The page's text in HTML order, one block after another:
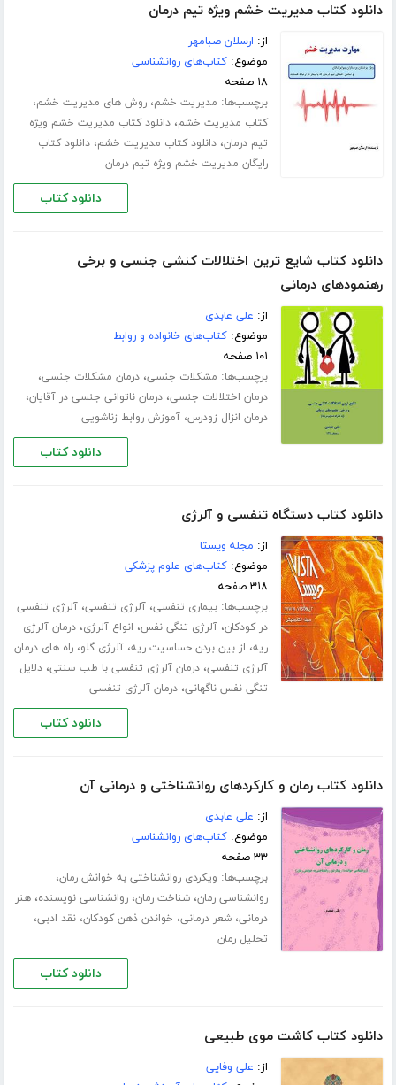
دانلود کتاب مدیریت خشم ویژه تیم درمان
از: ارسلان صبامهر
موضوع:کتاب‌های روانشناسی
۱۸ صفحه
برچسب‌ها: مدیریت خشم،روش های مدیریت خشم،
کتاب مدیریت خشم،دانلود کتاب مدیریت خشم ویژه
تیم درمان،دانلود کتاب مدیریت خشم،دانلود کتاب
رایگان مدیریت خشم ویژه تیم درمان
دانلود کتاب
دانلود کتاب شایع ترین اختلالات کنشی جنسی و برخی
رهنمودهای درمانی
از: علی عابدی
موضوع:کتاب‌های خانواده و روابط
۱۰۱ صفحه
برچسب‌ها: مشکلات جنسی،درمان مشکلات جنسی،
درمان اختلالات جنسی،درمان ناتوانی جنسی در آقایان،
درمان انزال زودرس،آموزش روابط زناشویی
دانلود کتاب
دانلود کتاب دستگاه تنفسی و آلرژی
از: مجله ویستا
موضوع:کتاب‌های علوم پزشکی
۳۱۸ صفحه
برچسب‌ها:بیماری تنفسی،آلرژی تنفسی،آلرژی تنفسی
در کودکان،آلرژی تنگی نفس، انواع آلرژی،درمان آلرژی
ریه، از بین بردن حساسیت ریه،آلرژی گلو،راه های درمان
آلرژی تنفسی،درمان آلرژی تنفسی با طب سنتی،دلایل
تنگی نفس ناگهانی،درمان آلرژی تنفسی
دانلود کتاب
دانلود کتاب رمان و کارکردهای روانشناختی و درمانی آن
از: علی عابدی
موضوع:کتاب‌های روانشناسی
۳۳ صفحه
برچسب‌ها: ویکردی روانشناختی به خوانش رمان،
روانشناسی رمان،شناخت رمان،روانشناسی نویسنده،هنر
درمانی،شعر درمانی، خواندن ذهن کودکان،نقد ادبی،
تحلیل رمان
دانلود کتاب
دانلود کتاب کاشت موی طبیعی
از: علی وفایی